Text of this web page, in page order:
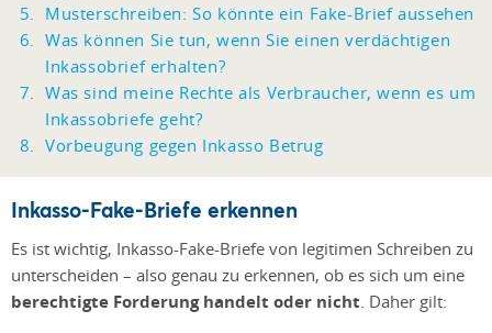
Musterschreiben: So könnte ein Fake-Brief aussehen
Was können Sie tun, wenn Sie einen verdächtigen
Inkassobrief erhalten?
Was sind meine Rechte als Verbraucher, wenn es um
Inkassobriefe geht?
Vorbeugung gegen Inkasso Betrug
Inkasso-Fake-Briefe erkennen
Es ist wichtig, Inkasso-Fake-Briefe von legitimen Schreiben zu
unterscheiden – also genau zu erkennen, ob es sich um eine
berechtigte Forderung handelt oder nicht . Daher gilt: